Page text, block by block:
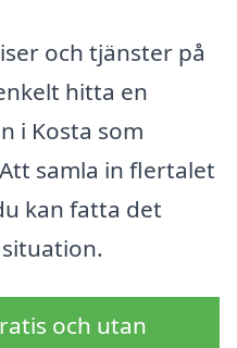
och tjänster på
hitta en
i Kosta som
samla in flertalet
kan fatta det
och utan